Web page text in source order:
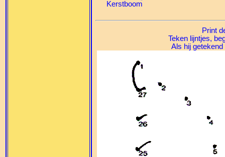
Kerstboom
Print
Teken lijntjes,
Als hij